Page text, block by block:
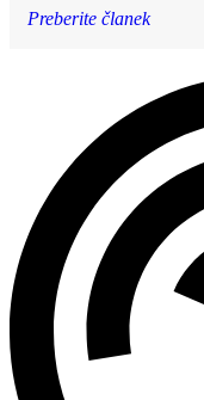
Preberite članek